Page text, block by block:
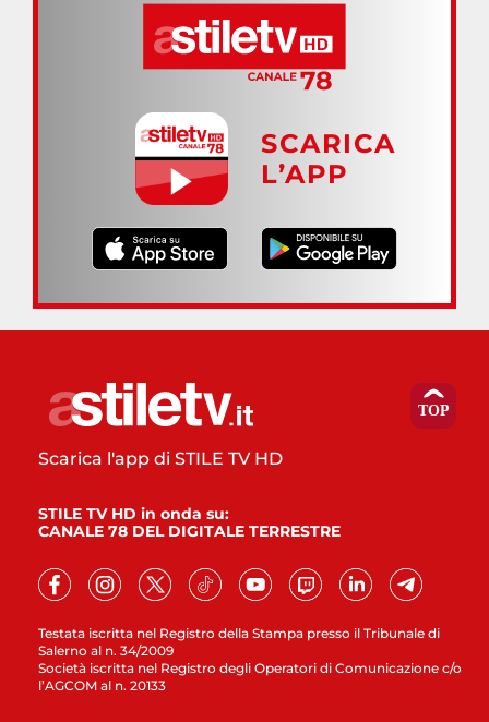
SCARICA
L’APP
Testata iscritta nel Registro della Stampa presso il Tribunale di
Salerno al n. 34/2009
Società iscritta nel Registro degli Operatori di Comunicazione c/o
l’AGCOM al n. 20133
Scarica l'app di STILE TV HD
STILE TV HD in onda su:
CANALE 78 DEL DIGITALE TERRESTRE